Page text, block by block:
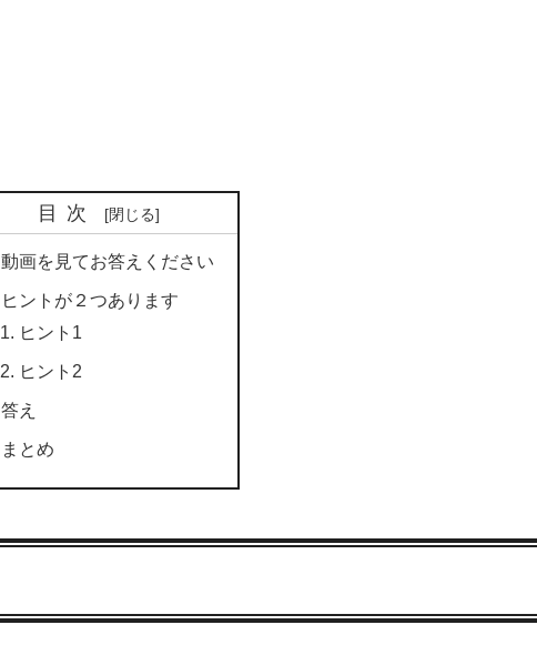
目次
動画を見てお答えください
ヒントが２つあります
ヒント1
ヒント2
答え
まとめ